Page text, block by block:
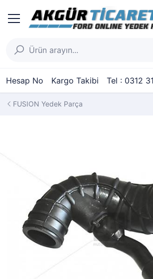
Hesap No Kargo Takibi Tel : 0312
FUSION Yedek Parça